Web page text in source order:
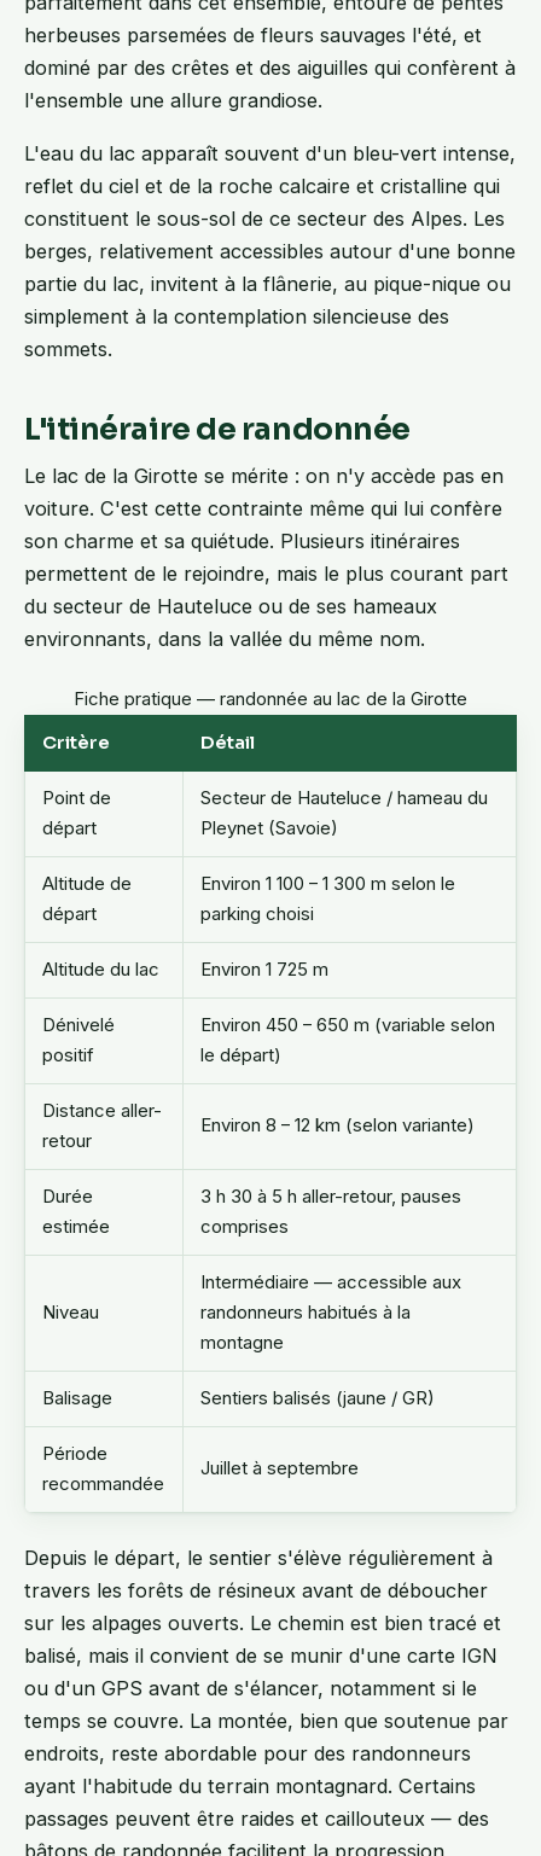
herbeuses parsemées de fleurs sauvages l'été, et
dominé par des crêtes et des aiguilles qui confèrent à
l'ensemble une allure grandiose.
L'eau du lac apparaît souvent d'un bleu-vert intense,
reflet du ciel et de la roche calcaire et cristalline qui
constituent le sous-sol de ce secteur des Alpes. Les
berges, relativement accessibles autour d'une bonne
partie du lac, invitent à la flânerie, au pique-nique ou
simplement à la contemplation silencieuse des
sommets.
L'itinéraire de randonnée
Le lac de la Girotte se mérite : on n'y accède pas en
voiture. C'est cette contrainte même qui lui confère
son charme et sa quiétude. Plusieurs itinéraires
permettent de le rejoindre, mais le plus courant part
du secteur de Hauteluce ou de ses hameaux
environnants, dans la vallée du même nom.
Fiche pratique — randonnée au lac de la Girotte
Critère
Détail
Point de
départ
Secteur de Hauteluce / hameau du
Pleynet (Savoie)
Altitude de
départ
Environ 1 100 – 1 300 m selon le
parking choisi
Altitude du lac Environ 1 725 m
Dénivelé
positif
Environ 450 – 650 m (variable selon
le départ)
Distance aller-
retour
Environ 8 – 12 km (selon variante)
Durée
estimée
3 h 30 à 5 h aller-retour, pauses
comprises
Niveau
Intermédiaire — accessible aux
randonneurs habitués à la
montagne
Balisage Sentiers balisés (jaune / GR)
Période
recommandée
Juillet à septembre
Depuis le départ, le sentier s'élève régulièrement à
travers les forêts de résineux avant de déboucher
sur les alpages ouverts. Le chemin est bien tracé et
balisé, mais il convient de se munir d'une carte IGN
ou d'un GPS avant de s'élancer, notamment si le
temps se couvre. La montée, bien que soutenue par
endroits, reste abordable pour des randonneurs
ayant l'habitude du terrain montagnard. Certains
passages peuvent être raides et caillouteux — des
bâtons de randonnée facilitent la progression,